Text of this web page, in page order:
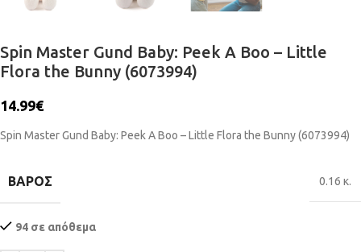
Spin Master Gund Baby: Peek A Boo – Little
Flora the Bunny (6073994)
14.99€
Spin Master Gund Baby: Peek A Boo – Little Flora the Bunny (6073994)
ΒΆΡΟΣ 0.16 κ.
94 σε απόθεμα